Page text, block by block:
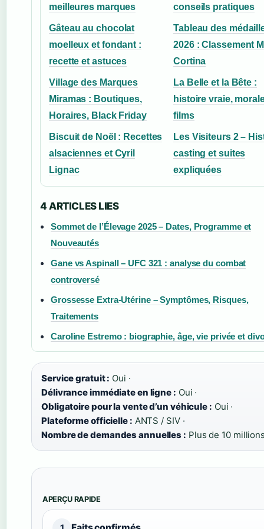
meilleures marques conseils pratiques
Gâteau au chocolat
moelleux et fondant :
recette et astuces
Tableau des
2026 : Classement
Cortina
Village des Marques
Miramas : Boutiques,
Horaires, Black Friday
La Belle et la Bête :
histoire vraie,
films
Biscuit de Noël : Recettes
alsaciennes et Cyril
Lignac
Les Visiteurs 2 –
casting et suites
expliquées
4 ARTICLES LIES
Sommet de l’Élevage 2025 – Dates, Programme et
Nouveautés
Gane vs Aspinall – UFC 321 : analyse du combat
controversé
Grossesse Extra-Utérine – Symptômes, Risques,
Traitements
Caroline Estremo : biographie, âge, vie privée et
Service gratuit : Oui ·
Délivrance immédiate en ligne : Oui ·
Obligatoire pour la vente d’un véhicule : Oui ·
Plateforme officielle : ANTS / SIV ·
Nombre de demandes annuelles : Plus de 10
APERÇU RAPIDE